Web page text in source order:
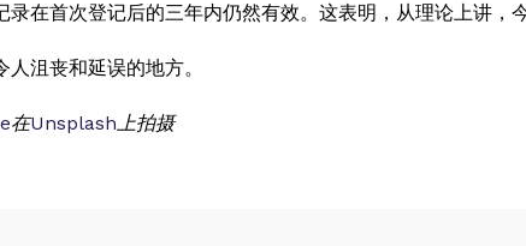
在首次登记后的三年内仍然有效。这表明，从理论上讲，
沮丧和延误的地方。
在Unsplash上拍摄